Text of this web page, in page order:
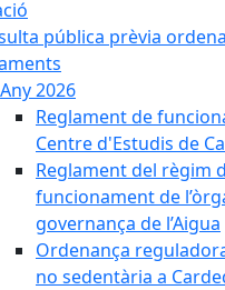
pública prèvia
Any 2026
Reglament de
Centre d'Estudis de
Reglament del règim
funcionament de
governança de l’Aigua
Ordenança
no sedentària a